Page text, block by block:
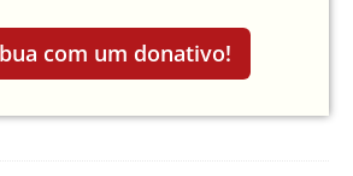
com um donativo!